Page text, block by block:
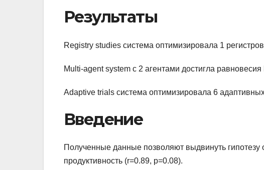
Результаты
Registry studies система оптимизировала 1
Multi-agent system с 2 агентами достигла
Adaptive trials система оптимизировала 6
Введение
Полученные данные позволяют выдвинуть
продуктивность (r=0.89, p=0.08).